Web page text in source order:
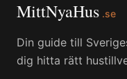
MittNyaHus .se
Din guide till
dig hitta rätt